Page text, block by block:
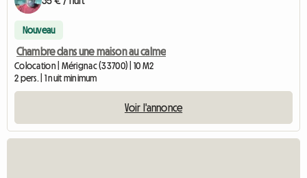
Nouveau
Chambre dans une maison au calme
Colocation | Mérignac (33700) | 10 M2
2 pers. | 1 nuit minimum
Voir l'annonce